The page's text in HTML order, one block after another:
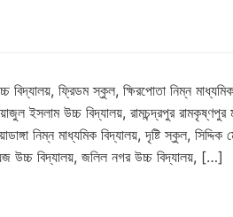
ফ্রিডম স্কুল, ক্ষিরপোতা নিম্ন মাধ্যমিক
ইসলাম উচ্চ বিদ্যালয়, রামচন্দ্রপুর রামকৃষ্ণপুর
নিম্ন মাধ্যমিক বিদ্যালয়, দৃষ্টি স্কুল,
উচ্চ বিদ্যালয়, জলিল নগর উচ্চ বিদ্যালয়, […]